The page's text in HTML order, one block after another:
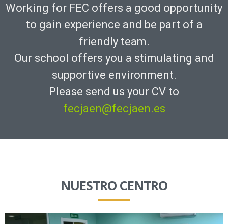
Working for FEC offers a good opportunity
to gain experience and be part of a
friendly team.
Our school offers you a stimulating and
supportive environment.
Please send us your CV to
fecjaen@fecjaen.es
NUESTRO CENTRO